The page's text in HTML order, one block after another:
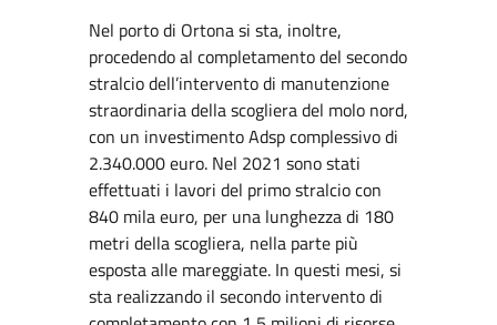
Nel porto di Ortona si sta, inoltre,
procedendo al completamento del secondo
stralcio dell’intervento di manutenzione
straordinaria della scogliera del molo nord,
con un investimento Adsp complessivo di
2.340.000 euro. Nel 2021 sono stati
effettuati i lavori del primo stralcio con
840 mila euro, per una lunghezza di 180
metri della scogliera, nella parte più
esposta alle mareggiate. In questi mesi, si
sta realizzando il secondo intervento di